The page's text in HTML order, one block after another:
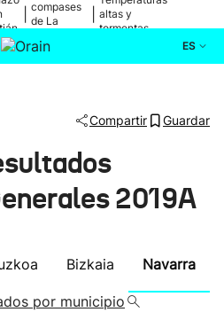
compases
de La
altas y
tormentas
ES
Compartir Guardar
2019A
Bizkaia Navarra
por municipio